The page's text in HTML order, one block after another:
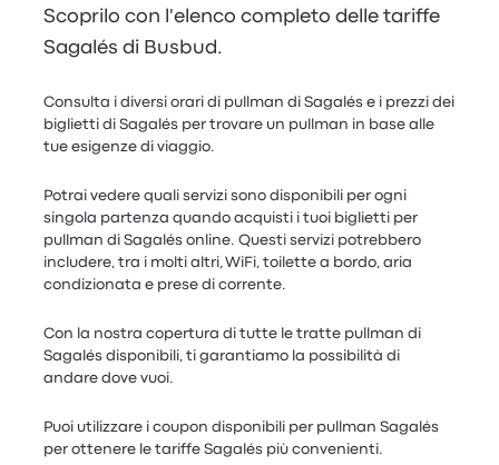
Scoprilo con l'elenco completo delle tariffe
Sagalés di Busbud.
Consulta i diversi orari di pullman di Sagalés e i prezzi dei
biglietti di Sagalés per trovare un pullman in base alle
tue esigenze di viaggio.
Potrai vedere quali servizi sono disponibili per ogni
singola partenza quando acquisti i tuoi biglietti per
pullman di Sagalés online. Questi servizi potrebbero
includere, tra i molti altri, WiFi, toilette a bordo, aria
condizionata e prese di corrente.
Con la nostra copertura di tutte le tratte pullman di
Sagalés disponibili, ti garantiamo la possibilità di
andare dove vuoi.
Puoi utilizzare i coupon disponibili per pullman Sagalés
per ottenere le tariffe Sagalés più convenienti.